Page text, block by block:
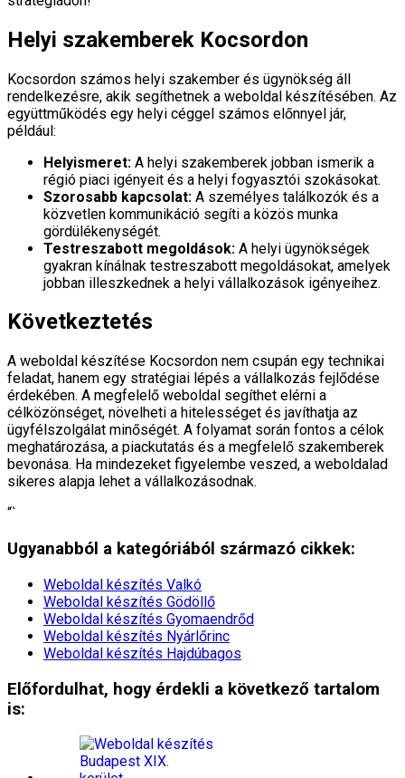
Helyi szakemberek Kocsordon
Kocsordon számos helyi szakember és ügynökség áll
rendelkezésre, akik segíthetnek a weboldal készítésében. Az
együttműködés egy helyi céggel számos előnnyel jár,
például:
Helyismeret: A helyi szakemberek jobban ismerik a
régió piaci igényeit és a helyi fogyasztói szokásokat.
Szorosabb kapcsolat: A személyes találkozók és a
közvetlen kommunikáció segíti a közös munka
gördülékenységét.
Testreszabott megoldások: A helyi ügynökségek
gyakran kínálnak testreszabott megoldásokat, amelyek
jobban illeszkednek a helyi vállalkozások igényeihez.
Következtetés
A weboldal készítése Kocsordon nem csupán egy technikai
feladat, hanem egy stratégiai lépés a vállalkozás fejlődése
érdekében. A megfelelő weboldal segíthet elérni a
célközönséget, növelheti a hitelességet és javíthatja az
ügyfélszolgálat minőségét. A folyamat során fontos a célok
meghatározása, a piackutatás és a megfelelő szakemberek
bevonása. Ha mindezeket figyelembe veszed, a weboldalad
sikeres alapja lehet a vállalkozásodnak.
“`
Ugyanabból a kategóriából származó cikkek:
Weboldal készítés​ Valkó
Weboldal készítés​ Gödöllő
Weboldal készítés​ Gyomaendrőd
Weboldal készítés​ Nyárlőrinc
Weboldal készítés​ Hajdúbagos
Előfordulhat, hogy érdekli a következő tartalom
is: